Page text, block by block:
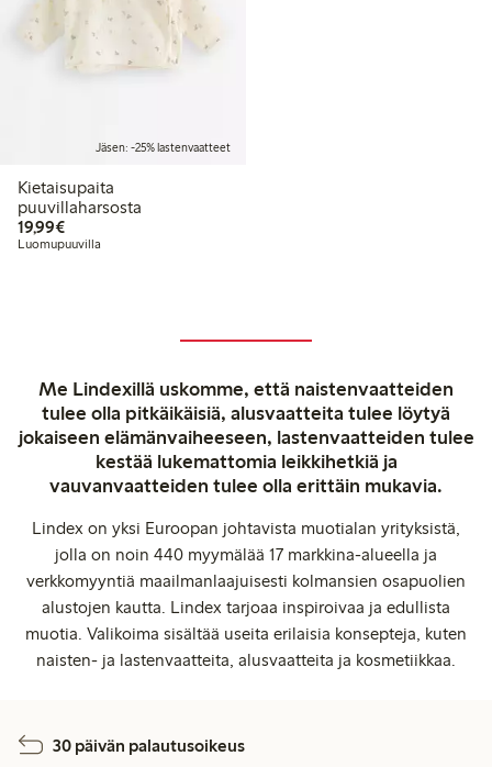
Jäsen: -25% lastenvaatteet
Kietaisupaita
puuvillaharsosta
19,99€19,99 €
Luomupuuvilla
Me Lindexillä uskomme, että naistenvaatteiden
tulee olla pitkäikäisiä, alusvaatteita tulee löytyä
jokaiseen elämänvaiheeseen, lastenvaatteiden tulee
kestää lukemattomia leikkihetkiä ja
vauvanvaatteiden tulee olla erittäin mukavia.
Lindex on yksi Euroopan johtavista muotialan yrityksistä,
jolla on noin 440 myymälää 17 markkina-alueella ja
verkkomyyntiä maailmanlaajuisesti kolmansien osapuolien
alustojen kautta. Lindex tarjoaa inspiroivaa ja edullista
muotia. Valikoima sisältää useita erilaisia konsepteja, kuten
naisten- ja lastenvaatteita, alusvaatteita ja kosmetiikkaa.
30 päivän palautusoikeus